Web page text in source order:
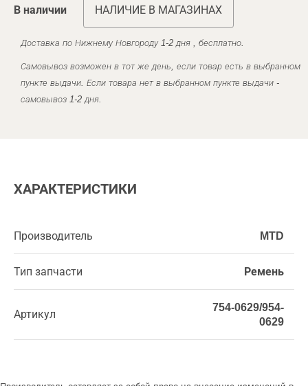
В наличии НАЛИЧИЕ В МАГАЗИНАХ
Доставка по Нижнему Новгороду 1-2 дня , бесплатно.
Самовывоз возможен в тот же день, если товар есть в выбранном
пункте выдачи. Если товара нет в выбранном пункте выдачи -
самовывоз 1-2 дня.
ХАРАКТЕРИСТИКИ
Производитель MTD
Тип запчасти Ремень
Артикул
754-0629/954-
0629